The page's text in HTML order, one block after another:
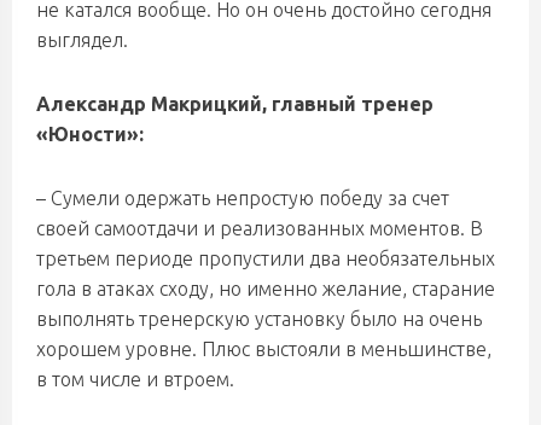
не катался вообще. Но он очень достойно сегодня
выглядел.
Александр Макрицкий, главный тренер
«Юности»:
– Сумели одержать непростую победу за счет
своей самоотдачи и реализованных моментов. В
третьем периоде пропустили два необязательных
гола в атаках сходу, но именно желание, старание
выполнять тренерскую установку было на очень
хорошем уровне. Плюс выстояли в меньшинстве,
в том числе и втроем.